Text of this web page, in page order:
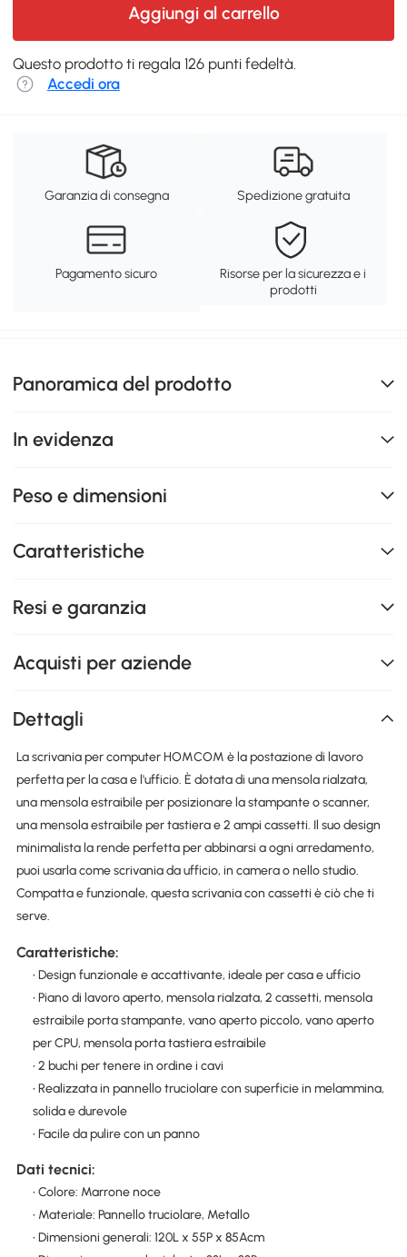
Aggiungi al carrello
Questo prodotto ti regala 126 punti fedeltà.
Accedi ora
Garanzia di consegna Spedizione gratuita
Pagamento sicuro
Risorse per la sicurezza e i
prodotti
Panoramica del prodotto
In evidenza
Peso e dimensioni
Caratteristiche
Resi e garanzia
Acquisti per aziende
Dettagli
La scrivania per computer HOMCOM è la postazione di lavoro
perfetta per la casa e l'ufficio. È dotata di una mensola rialzata,
una mensola estraibile per posizionare la stampante o scanner,
una mensola estraibile per tastiera e 2 ampi cassetti. Il suo design
minimalista la rende perfetta per abbinarsi a ogni arredamento,
puoi usarla come scrivania da ufficio, in camera o nello studio.
Compatta e funzionale, questa scrivania con cassetti è ciò che ti
serve.
Caratteristiche:
• Design funzionale e accattivante, ideale per casa e ufficio
• Piano di lavoro aperto, mensola rialzata, 2 cassetti, mensola
estraibile porta stampante, vano aperto piccolo, vano aperto
per CPU, mensola porta tastiera estraibile
• 2 buchi per tenere in ordine i cavi
• Realizzata in pannello truciolare con superficie in melammina,
solida e durevole
• Facile da pulire con un panno
Dati tecnici:
• Colore: Marrone noce
• Materiale: Pannello truciolare, Metallo
• Dimensioni generali: 120L x 55P x 85Acm